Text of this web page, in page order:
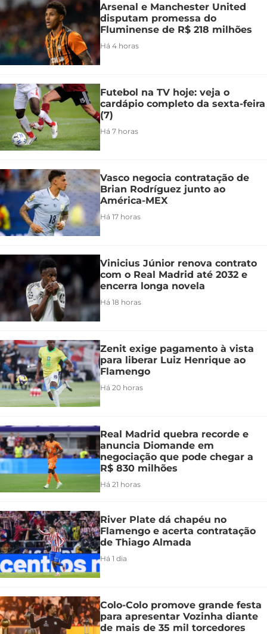
Arsenal e Manchester United
disputam promessa do
Fluminense de R$ 218 milhões
Há 4 horas
Futebol na TV hoje: veja o
cardápio completo da sexta-feira
(7)
Há 7 horas
Vasco negocia contratação de
Brian Rodríguez junto ao
América-MEX
Há 17 horas
Vinicius Júnior renova contrato
com o Real Madrid até 2032 e
encerra longa novela
Há 18 horas
Zenit exige pagamento à vista
para liberar Luiz Henrique ao
Flamengo
Há 20 horas
Real Madrid quebra recorde e
anuncia Diomande em
negociação que pode chegar a
R$ 830 milhões
Há 21 horas
River Plate dá chapéu no
Flamengo e acerta contratação
de Thiago Almada
Há 1 dia
Colo-Colo promove grande festa
para apresentar Vozinha diante
de mais de 35 mil torcedores